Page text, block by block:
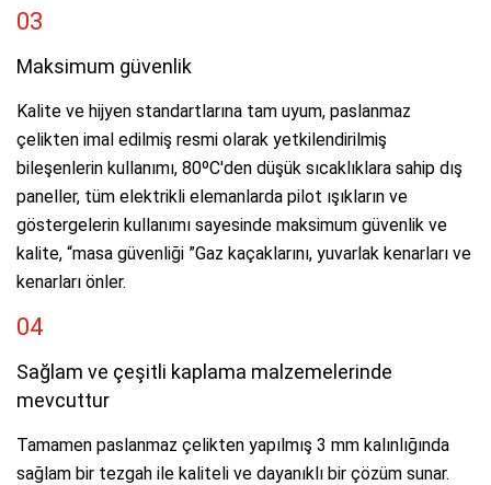
03
Maksimum güvenlik
Kalite ve hijyen standartlarına tam uyum, paslanmaz
çelikten imal edilmiş resmi olarak yetkilendirilmiş
bileşenlerin kullanımı, 80ºC'den düşük sıcaklıklara sahip dış
paneller, tüm elektrikli elemanlarda pilot ışıkların ve
göstergelerin kullanımı sayesinde maksimum güvenlik ve
kalite, “masa güvenliği ”Gaz kaçaklarını, yuvarlak kenarları ve
kenarları önler.
04
Sağlam ve çeşitli kaplama malzemelerinde
mevcuttur
Tamamen paslanmaz çelikten yapılmış 3 mm kalınlığında
sağlam bir tezgah ile kaliteli ve dayanıklı bir çözüm sunar.